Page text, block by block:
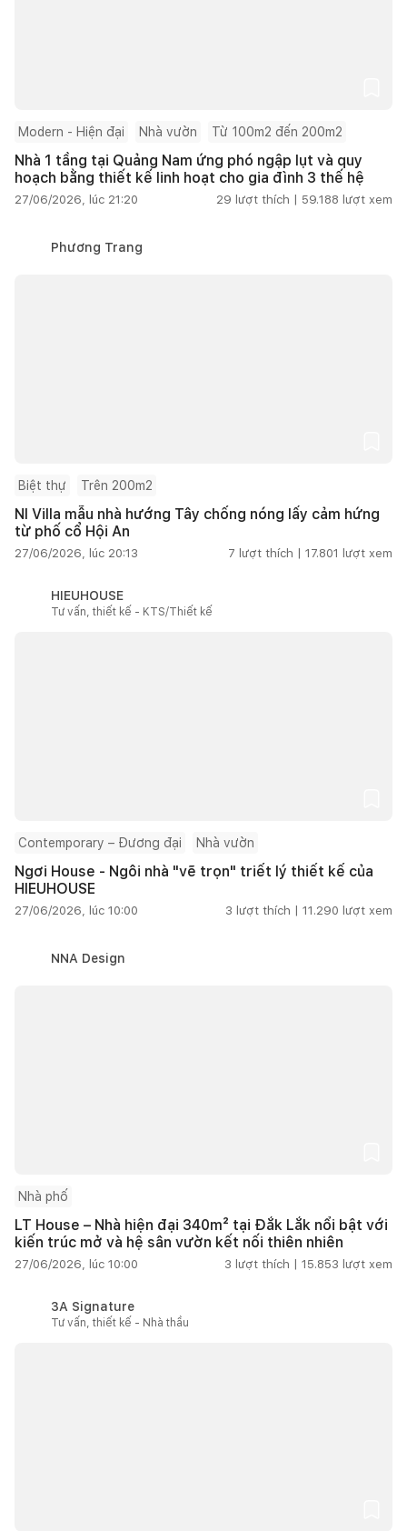
Modern - Hiện đại Nhà vườn Từ 100m2 đến 200m2
Nhà 1 tầng tại Quảng Nam ứng phó ngập lụt và quy
hoạch bằng thiết kế linh hoạt cho gia đình 3 thế hệ
27/06/2026, lúc 21:20 29 lượt thích | 59.188 lượt xem
Phương Trang
Biệt thự Trên 200m2
NI Villa mẫu nhà hướng Tây chống nóng lấy cảm hứng
từ phố cổ Hội An
27/06/2026, lúc 20:13 7 lượt thích | 17.801 lượt xem
HIEUHOUSE
Tư vấn, thiết kế - KTS/Thiết kế
Contemporary – Đương đại Nhà vườn
Ngơi House - Ngôi nhà "vẽ trọn" triết lý thiết kế của
HIEUHOUSE
27/06/2026, lúc 10:00 3 lượt thích | 11.290 lượt xem
NNA Design
Nhà phố
LT House – Nhà hiện đại 340m² tại Đắk Lắk nổi bật với
kiến trúc mở và hệ sân vườn kết nối thiên nhiên
27/06/2026, lúc 10:00 3 lượt thích | 15.853 lượt xem
3A Signature
Tư vấn, thiết kế - Nhà thầu